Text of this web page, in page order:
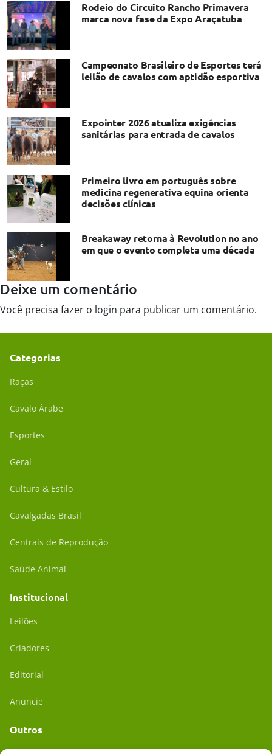
Rodeio do Circuito Rancho Primavera
marca nova fase da Expo Araçatuba
Campeonato Brasileiro de Esportes terá
leilão de cavalos com aptidão esportiva
Expointer 2026 atualiza exigências
sanitárias para entrada de cavalos
Primeiro livro em português sobre
medicina regenerativa equina orienta
decisões clínicas
Breakaway retorna à Revolution no ano
em que o evento completa uma década
Deixe um comentário
Você precisa fazer o login para publicar um comentário.
Categorias
Raças
Cavalo Árabe
Esportes
Geral
Cultura & Estilo
Cavalgadas Brasil
Centrais de Reprodução
Saúde Animal
Institucional
Leilões
Criadores
Editorial
Anuncie
Outros